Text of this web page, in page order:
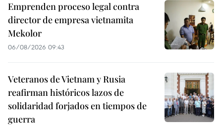
Emprenden proceso legal contra
director de empresa vietnamita
Mekolor
06/08/2026 09:43
Veteranos de Vietnam y Rusia
reafirman históricos lazos de
solidaridad forjados en tiempos de
guerra